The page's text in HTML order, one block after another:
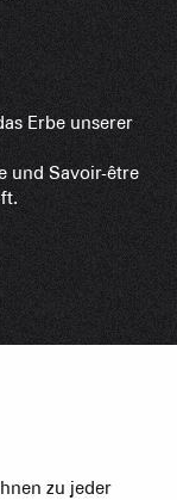
Erbe unserer
und Savoir-être
zu jeder